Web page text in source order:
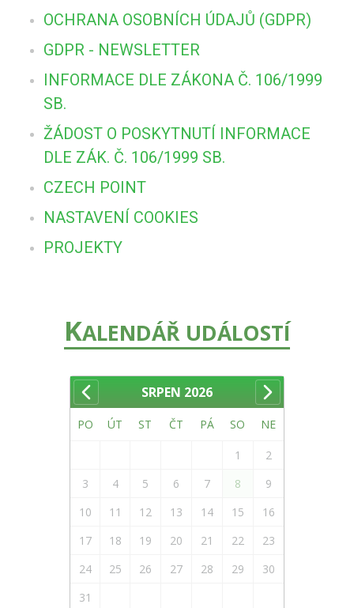
OCHRANA OSOBNÍCH ÚDAJŮ (GDPR)
GDPR - NEWSLETTER
INFORMACE DLE ZÁKONA Č. 106/1999
SB.
ŽÁDOST O POSKYTNUTÍ INFORMACE
DLE ZÁK. Č. 106/1999 SB.
CZECH POINT
NASTAVENÍ COOKIES
PROJEKTY
KALENDÁŘ UDÁLOSTÍ
SRPEN 2026
PO ÚT ST ČT PÁ SO NE
1
2
3
4 5 6 7 8
9
10
11 12 13 14 15
16
17
18 19 20 21 22
23
24
25 26 27 28 29
30
31